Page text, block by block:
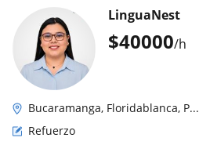
$40000/h
LinguaNest
Bucaramanga, Floridablanca, P...
Refuerzo